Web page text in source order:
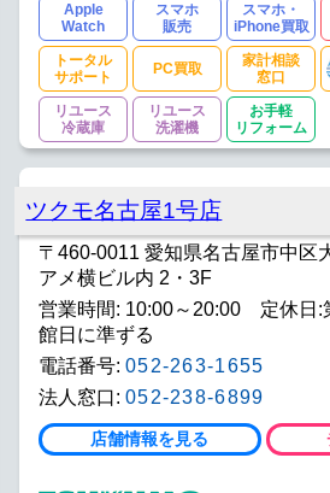
Apple
Watch
スマホ
販売
スマホ・
iPhone買取
トータル
サポート
PC買取
家計相談
窓口
リユース
冷蔵庫
リユース
洗濯機
お手軽
リフォーム
ツクモ名古屋1号店
〒460-0011 愛知県名古屋市中区
アメ横ビル内 2・3F
営業時間: 10:00～20:00 定休日:
館日に準ずる
電話番号: 052-263-1655
法人窓口: 052-238-6899
店舗情報を見る